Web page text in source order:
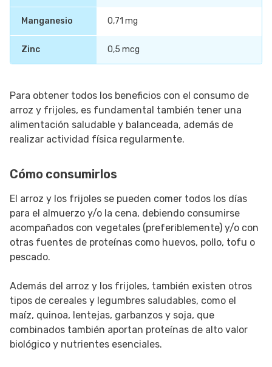
Manganesio 0,71 mg
Zinc 0,5 mcg
Para obtener todos los beneficios con el consumo de
arroz y frijoles, es fundamental también tener una
alimentación saludable y balanceada, además de
realizar actividad física regularmente.
Cómo consumirlos
El arroz y los frijoles se pueden comer todos los días
para el almuerzo y/o la cena, debiendo consumirse
acompañados con vegetales (preferiblemente) y/o con
otras fuentes de proteínas como huevos, pollo, tofu o
pescado.
Además del arroz y los frijoles, también existen otros
tipos de cereales y legumbres saludables, como el
maíz, quinoa, lentejas, garbanzos y soja, que
combinados también aportan proteínas de alto valor
biológico y nutrientes esenciales.